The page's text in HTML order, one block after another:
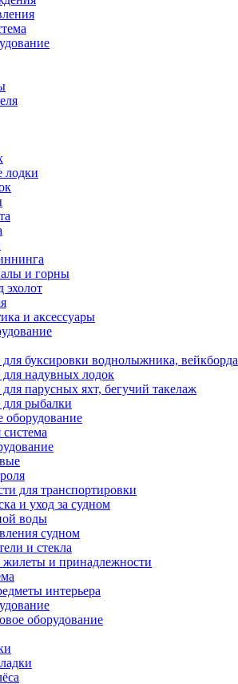
и горны
эхолот
и аксессуары
буксировки воднолыжника, вейкборда
надувных лодок
парусных яхт, бегучий такелаж
рыбалки
оборудование
для транспортировки
и уход за судном
воды
судном
и стекла
жилеты и принадлежности
интерьера
оборудование